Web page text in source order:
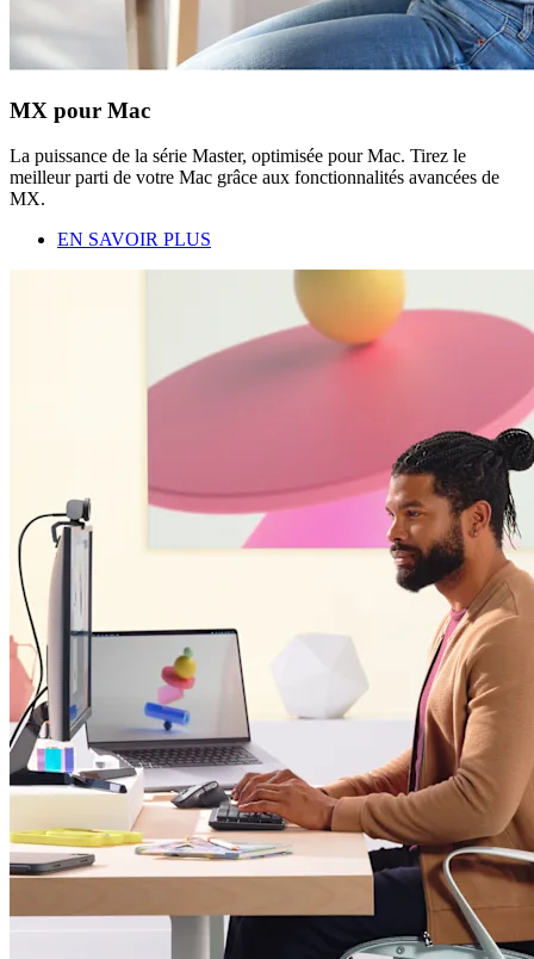
MX pour Mac
La puissance de la série Master, optimisée pour Mac. Tirez le
meilleur parti de votre Mac grâce aux fonctionnalités avancées de
MX.
EN SAVOIR PLUS